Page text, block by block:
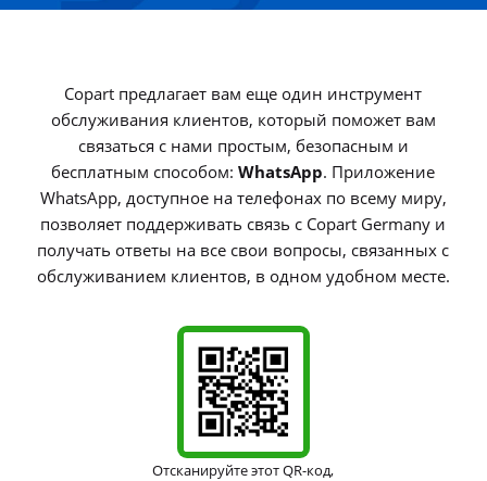
Copart предлагает вам еще один инструмент
обслуживания клиентов, который поможет вам
связаться с нами простым, безопасным и
бесплатным способом:WhatsApp. Приложение
WhatsApp, доступное на телефонах по всему миру,
позволяет поддерживать связь с Copart Germany и
получать ответы на все свои вопросы, связанных с
обслуживанием клиентов, в одном удобном месте.
Отсканируйте этот QR-код,